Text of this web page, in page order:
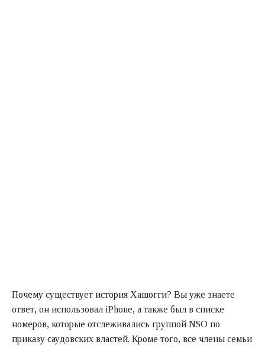
Почему существует история Хашогги? Вы уже знаете
ответ, он использовал iPhone, а также был в списке
номеров, которые отслеживались группой NSO по
приказу саудовских властей. Кроме того, все члены семьи